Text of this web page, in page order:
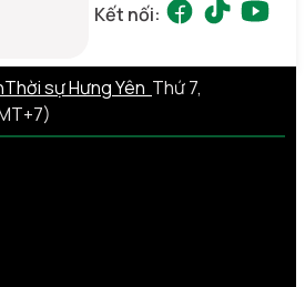
Kết nối:
Thời sự Hưng Yên Thứ 7,